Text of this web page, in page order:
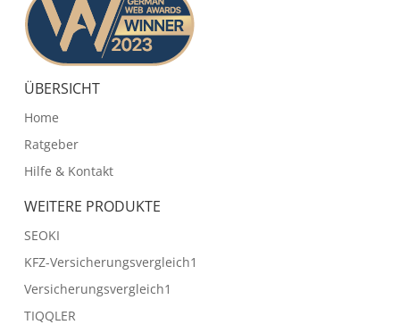
ÜBERSICHT
Home
Ratgeber
Hilfe & Kontakt
WEITERE PRODUKTE
SEOKI
KFZ-Versicherungsvergleich1
Versicherungsvergleich1
TIQQLER